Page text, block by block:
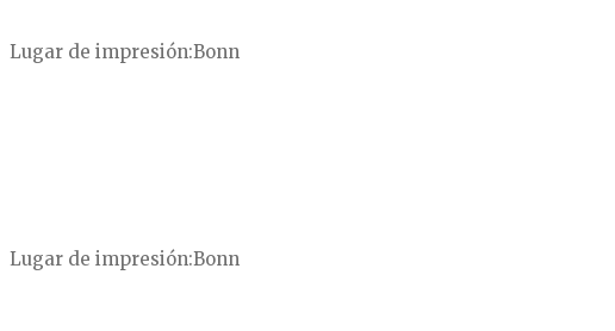
Lugar de impresión Bonn
Lugar de impresión Bonn